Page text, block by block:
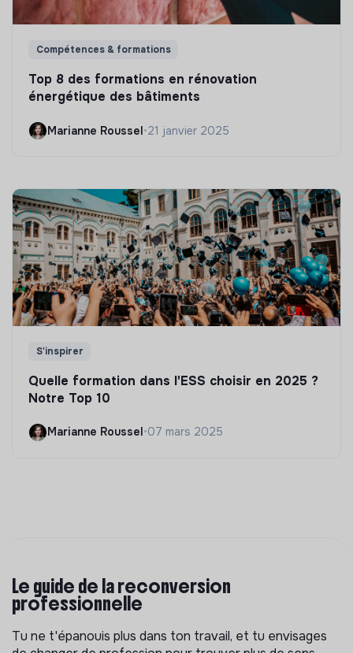
Compétences & formations
Top 8 des formations en rénovation
énergétique des bâtiments
Marianne Roussel•21 janvier 2025
S'inspirer
Quelle formation dans l'ESS choisir en 2025 ?
Notre Top 10
Marianne Roussel •07 mars 2025
Le guide de la reconversion
professionnelle
Tu ne t'épanouis plus dans ton travail, et tu envisages